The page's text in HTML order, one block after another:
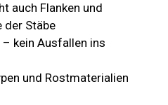
auch Flanken und
der Stäbe
kein Ausfallen ins
und Rostmaterialien